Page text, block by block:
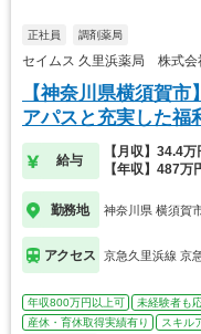
正社員 調剤薬局
セイムス 久里浜薬局 株式会
【神奈川県横須賀
アパスと充実した
給与
【月収】34.4
【年収】487万
勤務地 神奈川県 横須賀
アクセス 京急久里浜線 京
年収800万円以上可 未経験者も
産休・育休取得実績有り
スキル